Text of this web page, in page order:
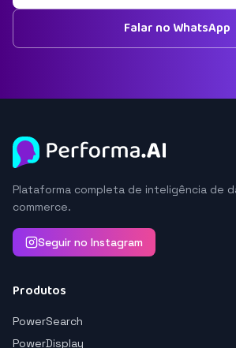
Falar no WhatsApp
Plataforma completa de inteligência de
commerce.
Seguir no Instagram
Produtos
PowerSearch
PowerDisplay